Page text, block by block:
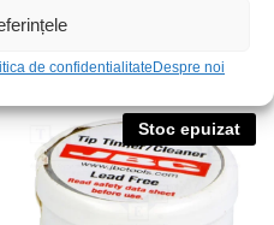
de confidentialitate Despre noi
27,00
Stoc epuizat